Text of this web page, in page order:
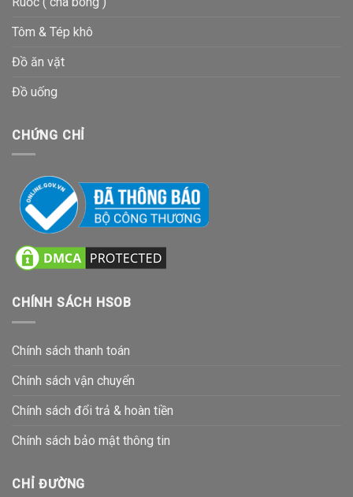
Tôm & Tép khô
Đồ ăn vặt
Đồ uống
CHỨNG CHỈ
CHÍNH SÁCH HSOB
Chính sách thanh toán
Chính sách vận chuyển
Chính sách đổi trả & hoàn tiền
Chính sách bảo mật thông tin
CHỈ ĐƯỜNG